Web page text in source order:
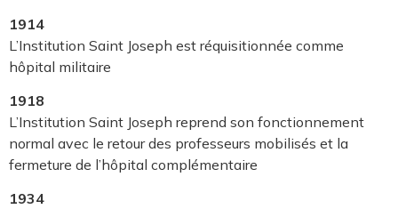
1914
L’Institution Saint Joseph est réquisitionnée comme
hôpital militaire
1918
L’Institution Saint Joseph reprend son fonctionnement
normal avec le retour des professeurs mobilisés et la
fermeture de l’hôpital complémentaire
1934